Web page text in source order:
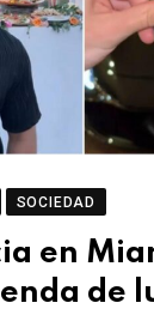
SOCIEDAD
en
de